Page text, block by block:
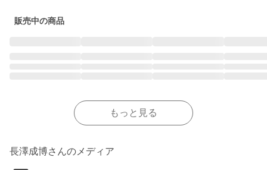
販売中の商品
もっと見る
長澤成博さんのメディア